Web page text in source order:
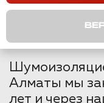
Алматы мы
лет и через